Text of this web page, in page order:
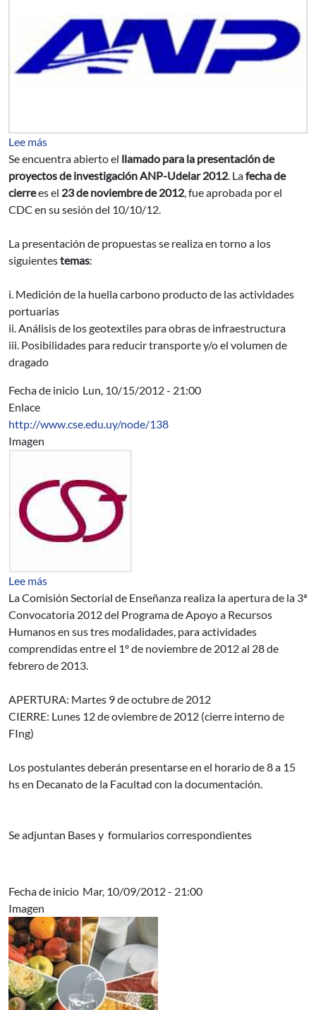
Lee mássobre Llamado a proyectos de investigación ANP-
Se encuentra abierto el llamado para la presentación de
proyectos de investigación ANP-Udelar 2012. Lafecha de
cierrees el 23 de noviembre de 2012, fue aprobada por el
CDC en su sesión del 10/10/12.
La presentación de propuestas se realiza en torno a los
siguientestemas:
i. Medición de la huella carbono producto de las actividades
portuarias
ii. Análisis de los geotextiles para obras de infraestructura
iii. Posibilidades para reducir transporte y/o el volumen de
dragado
Fecha de inicio Lun, 10/15/2012 - 21:00
Enlace
http://www.cse.edu.uy/node/138
Imagen
Lee mássobre 3a. Convocatoria 2012 - Programa de Apoyo a
La Comisión Sectorial de Enseñanza realiza la apertura de la 3ª
Convocatoria 2012 del Programa de Apoyo a Recursos
Humanos en sus tres modalidades, para actividades
comprendidas entre el 1º de noviembre de 2012 al 28 de
febrero de 2013.
APERTURA: Martes 9 de octubre de 2012
CIERRE: Lunes 12 de oviembre de 2012 (cierre interno de
FIng)
Los postulantes deberán presentarse en el horario de 8 a 15
hs en Decanato de la Facultad con la documentación.
Se adjuntan Bases y formularios correspondientes
Fecha de inicio Mar, 10/09/2012 - 21:00
Imagen